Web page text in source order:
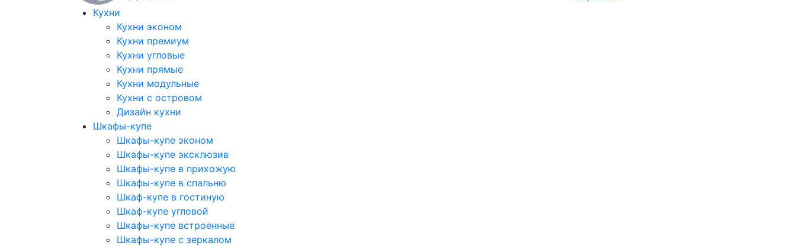
Кухни
Кухни эконом
Кухни премиум
Кухни угловые
Кухни прямые
Кухни модульные
Кухни с островом
Дизайн кухни
Шкафы-купе
Шкафы-купе эконом
Шкафы-купе эксклюзив
Шкафы-купе в прихожую
Шкафы-купе в спальню
Шкаф-купе в гостиную
Шкаф-купе угловой
Шкафы-купе встроенные
Шкафы-купе с зеркалом